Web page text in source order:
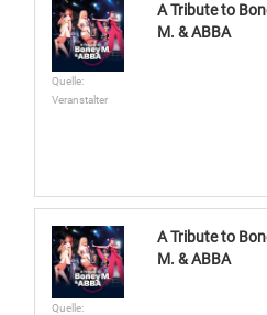
Quelle:
Veranstalter
A Tribute to
M. & ABBA
Quelle:
A Tribute to
M. & ABBA